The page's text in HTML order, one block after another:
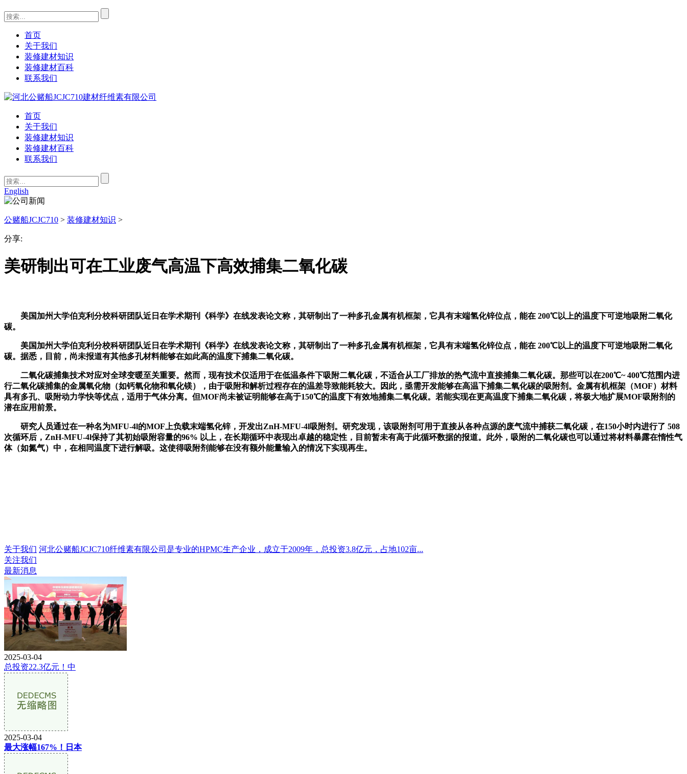
首页
关于我们
装修建材知识
装修建材百科
联系我们
首页
关于我们
装修建材知识
装修建材百科
联系我们
English
公赌船JCJC710 > 装修建材知识 >
分享:
美研制出可在工业废气高温下高效捕集二氧化碳
美国加州大学伯克利分校科研团队近日在学术期刊《科学》在线发表论文称，其研制出了一种多孔金属有机框架，它具有末端氢化锌位点，能在 200℃以上的温度下可逆地吸附二氧化
碳。
美国加州大学伯克利分校科研团队近日在学术期刊《科学》在线发表论文称，其研制出了一种多孔金属有机框架，它具有末端氢化锌位点，能在 200℃以上的温度下可逆地吸附二氧化
碳。据悉，目前，尚未报道有其他多孔材料能够在如此高的温度下捕集二氧化碳。
二氧化碳捕集技术对应对全球变暖至关重要。然而，现有技术仅适用于在低温条件下吸附二氧化碳，不适合从工厂排放的热气流中直接捕集二氧化碳。那些可以在200℃~ 400℃范围内进
行二氧化碳捕集的金属氧化物（如钙氧化物和氧化镁），由于吸附和解析过程存在的温差导致能耗较大。因此，亟需开发能够在高温下捕集二氧化碳的吸附剂。金属有机框架（MOF）材料
具有多孔、吸附动力学快等优点，适用于气体分离。但MOF尚未被证明能够在高于150℃的温度下有效地捕集二氧化碳。若能实现在更高温度下捕集二氧化碳，将极大地扩展MOF吸附剂的
潜在应用前景。
研究人员通过在一种名为MFU-4l的MOF上负载末端氢化锌，开发出ZnH-MFU-4l吸附剂。研究发现，该吸附剂可用于直接从各种点源的废气流中捕获二氧化碳，在150小时内进行了 508
次循环后，ZnH-MFU-4l保持了其初始吸附容量的96% 以上，在长期循环中表现出卓越的稳定性，目前暂未有高于此循环数据的报道。此外，吸附的二氧化碳也可以通过将材料暴露在惰性气
体（如氮气）中，在相同温度下进行解吸。这使得吸附剂能够在没有额外能量输入的情况下实现再生。
关于我们 河北公赌船JCJC710纤维素有限公司是专业的HPMC生产企业，成立于2009年，总投资3.8亿元，占地102亩...
关注我们
最新消息
2025-03-04
总投资22.3亿元！中
2025-03-04
最大涨幅167%！日本